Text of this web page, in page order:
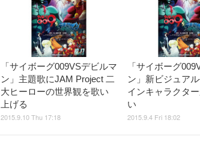
「サイボーグ009VSデビルマ
ン」主題歌にJAM Project 二
大ヒーローの世界観を歌い
上げる
2015.9.10 Thu 17:18
「サイボーグ
ン」新ビジュア
インキャラクタ
い
2015.9.4 Fri 18:02